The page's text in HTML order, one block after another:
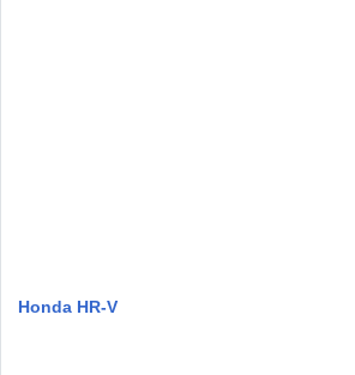
Honda HR-V